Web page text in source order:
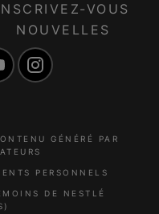
VOUS
NOUVELLES
YouTube
GÉNÉRÉ PAR
PERSONNELS
DE NESTLÉ